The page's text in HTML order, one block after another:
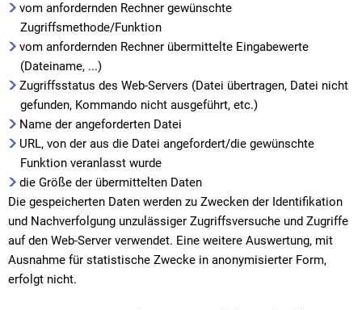
vom anfordernden Rechner gewünschte
Zugriffsmethode/Funktion
vom anfordernden Rechner übermittelte Eingabewerte
(Dateiname, ...)
Zugriffsstatus des Web-Servers (Datei übertragen, Datei nicht
gefunden, Kommando nicht ausgeführt, etc.)
Name der angeforderten Datei
URL, von der aus die Datei angefordert/die gewünschte
Funktion veranlasst wurde
die Größe der übermittelten Daten
Die gespeicherten Daten werden zu Zwecken der Identifikation
und Nachverfolgung unzulässiger Zugriffsversuche und Zugriffe
auf den Web-Server verwendet. Eine weitere Auswertung, mit
Ausnahme für statistische Zwecke in anonymisierter Form,
erfolgt nicht.